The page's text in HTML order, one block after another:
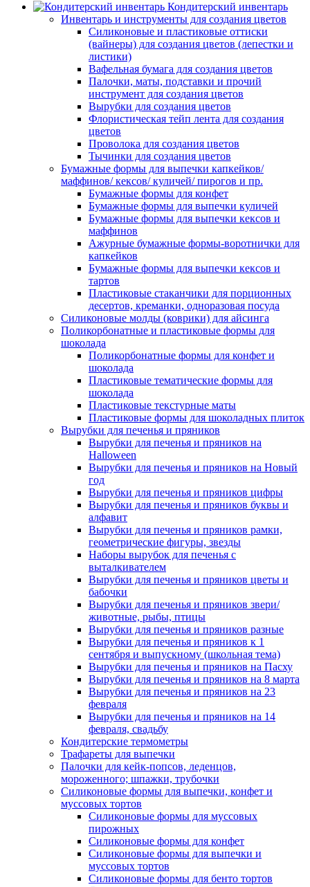
Кондитерский инвентарь
Инвентарь и инструменты для создания цветов
Силиконовые и пластиковые оттиски
(вайнеры) для создания цветов (лепестки и
листики)
Вафельная бумага для создания цветов
Палочки, маты, подставки и прочий
инструмент для создания цветов
Вырубки для создания цветов
Флористическая тейп лента для создания
цветов
Проволока для создания цветов
Тычинки для создания цветов
Бумажные формы для выпечки капкейков/
маффинов/ кексов/ куличей/ пирогов и пр.
Бумажные формы для конфет
Бумажные формы для выпечки куличей
Бумажные формы для выпечки кексов и
маффинов
Ажурные бумажные формы-воротнички для
капкейков
Бумажные формы для выпечки кексов и
тартов
Пластиковые стаканчики для порционных
десертов, креманки, одноразовая посуда
Силиконовые молды (коврики) для айсинга
Поликорбонатные и пластиковые формы для
шоколада
Поликорбонатные формы для конфет и
шоколада
Пластиковые тематические формы для
шоколада
Пластиковые текстурные маты
Пластиковые формы для шоколадных плиток
Вырубки для печенья и пряников
Вырубки для печенья и пряников на
Halloween
Вырубки для печенья и пряников на Новый
год
Вырубки для печенья и пряников цифры
Вырубки для печенья и пряников буквы и
алфавит
Вырубки для печенья и пряников рамки,
геометрические фигуры, звезды
Наборы вырубок для печенья с
выталкивателем
Вырубки для печенья и пряников цветы и
бабочки
Вырубки для печенья и пряников звери/
животные, рыбы, птицы
Вырубки для печенья и пряников разные
Вырубки для печенья и пряников к 1
сентября и выпускному (школьная тема)
Вырубки для печенья и пряников на Пасху
Вырубки для печенья и пряников на 8 марта
Вырубки для печенья и пряников на 23
февраля
Вырубки для печенья и пряников на 14
февраля, свадьбу
Кондитерские термометры
Трафареты для выпечки
Палочки для кейк-попсов, леденцов,
мороженного; шпажки, трубочки
Силиконовые формы для выпечки, конфет и
муссовых тортов
Силиконовые формы для муссовых
пирожных
Силиконовые формы для конфет
Силиконовые формы для выпечки и
муссовых тортов
Силиконовые формы для бенто тортов